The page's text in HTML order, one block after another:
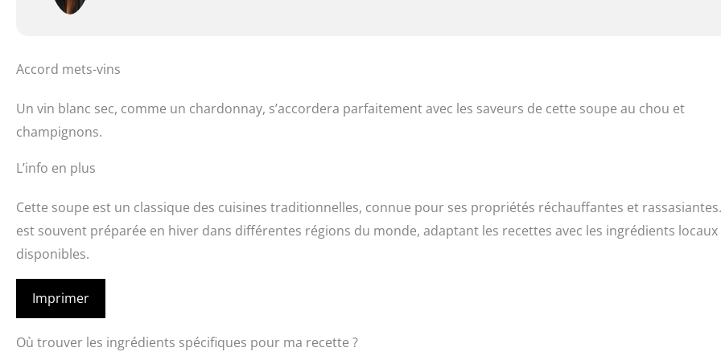
Accord mets-vins
Un vin blanc sec, comme un chardonnay, s’accordera parfaitement avec les saveurs de cette soupe au chou et
champignons.
L’info en plus
Cette soupe est un classique des cuisines traditionnelles, connue pour ses propriétés réchauffantes et
est souvent préparée en hiver dans différentes régions du monde, adaptant les recettes avec les ingrédients locaux
disponibles.
Imprimer
Où trouver les ingrédients spécifiques pour ma recette ?